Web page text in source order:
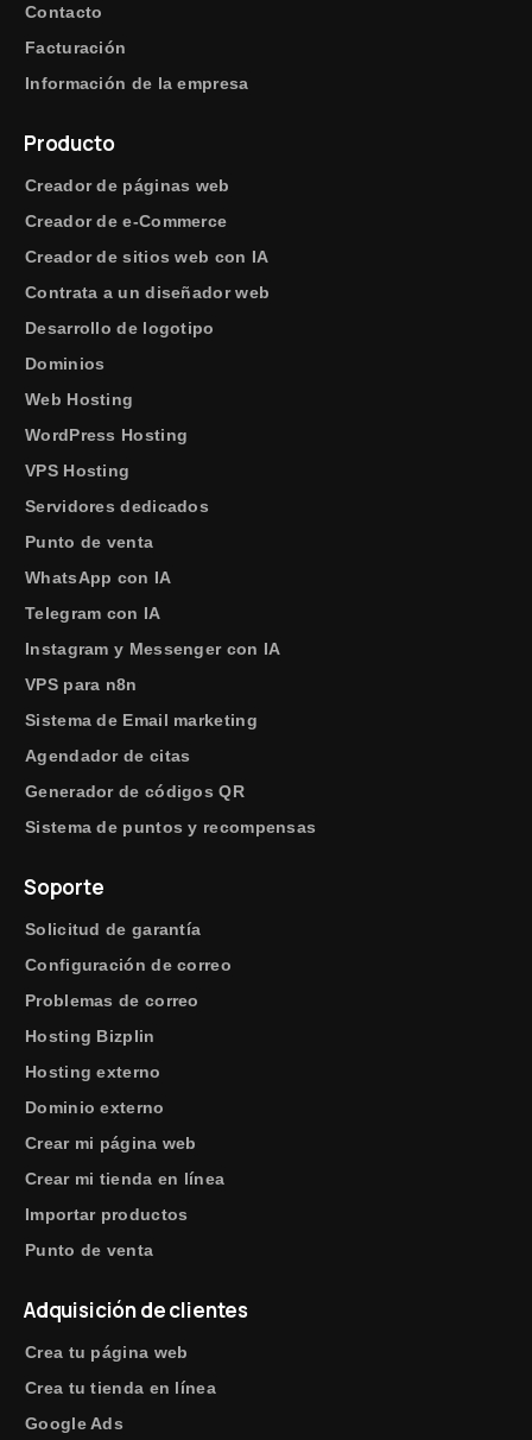
Contacto
Facturación
Información de la empresa
Producto
Creador de páginas web
Creador de e-Commerce
Creador de sitios web con IA
Contrata a un diseñador web
Desarrollo de logotipo
Dominios
Web Hosting
WordPress Hosting
VPS Hosting
Servidores dedicados
Punto de venta
WhatsApp con IA
Telegram con IA
Instagram y Messenger con IA
VPS para n8n
Sistema de Email marketing
Agendador de citas
Generador de códigos QR
Sistema de puntos y recompensas
Soporte
Solicitud de garantía
Configuración de correo
Problemas de correo
Hosting Bizplin
Hosting externo
Dominio externo
Crear mi página web
Crear mi tienda en línea
Importar productos
Punto de venta
Adquisición de clientes
Crea tu página web
Crea tu tienda en línea
Google Ads